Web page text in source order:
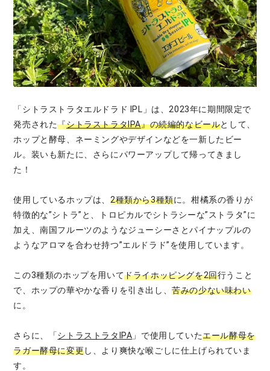
「シトラストラタエルドラド IPL」は、2023年に期間限定で
発売された『シトラストラタIPA』の続編的なビールとして、
ホップと酵母、ネーミングやデザインなどを一新したビー
ル。装いも新たに、さらにパワーアップして帰ってきまし
た！
使用しているホップは、 2種類から3種類に。柑橘系の香りが
特徴的な”シトラ”と、トロピカルでシトラシーな”ストラタ”に
加え、南国フルーツのようなジューシーさとパイナップルの
ようなアロマを合わせ持つ”エルドラド”を使用しています。
この3種類のホップを用いてドライホッピングを2回行うこと
で、ホップの華やかな香りを引き出し、苦みの少ない味わい
に。
さらに、「シトラストラタIPA 」で使用していたエール酵母を
ラガー酵母に変更し、より爽快な喉ごしに仕上げられていま
す。